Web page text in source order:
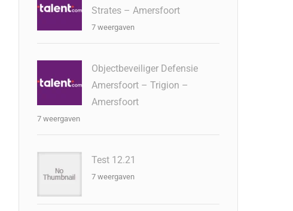
Strates – Amersfoort
7 weergaven
Objectbeveiliger Defensie
Amersfoort – Trigion –
Amersfoort
7 weergaven
Test 12.21
7 weergaven